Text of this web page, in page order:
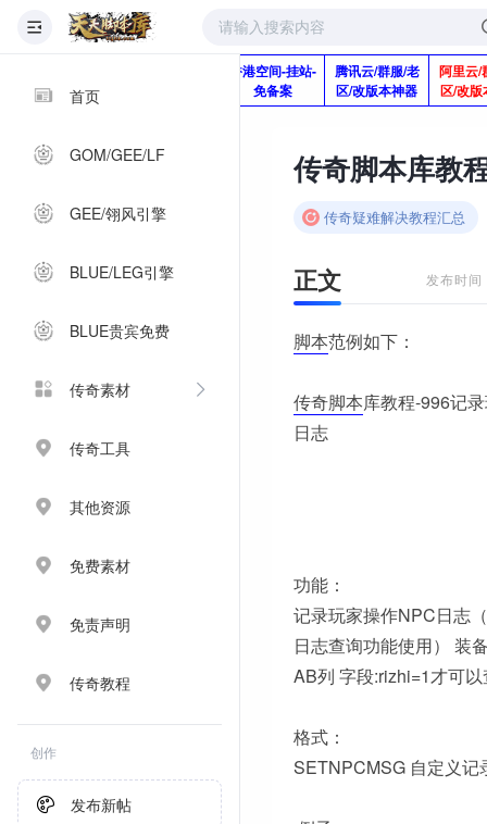
首页
GOM/GEE/LF
GEE/翎风引擎
BLUE/LEG引擎
BLUE贵宾免费
传奇素材
传奇工具
其他资源
免费素材
免责声明
传奇教程
创作
发布新帖
Q920992345
香港空间-挂站-
免备案
腾讯云/群服/老
区/改版本神器
阿里云/
区/改版
传奇疑难解决教程汇总
正文 发布时
脚本范例如下：
传奇脚本库教程-996记
日志
功能：
记录玩家操作NPC日志
日志查询功能使用） 装
AB列 字段:rizhi=1才可
格式：
SETNPCMSG 自定义记